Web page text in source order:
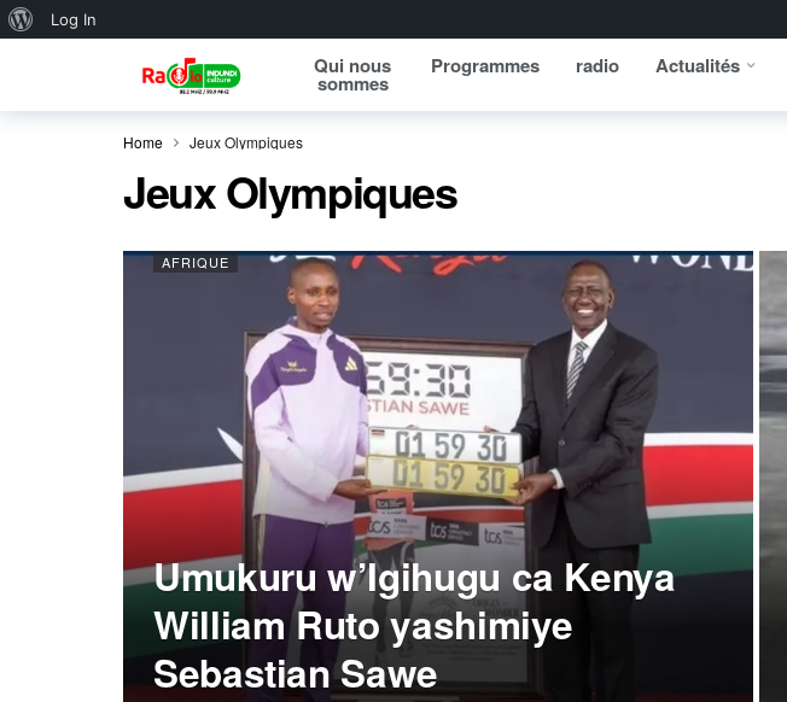
About WordPress
Log In
Qui nous
sommes
Programmes radio Actualités
Home Jeux Olympiques
Jeux Olympiques
AFRIQUE
Umukuru w’Igihugu ca Kenya
William Ruto yashimiye
Sebastian Sawe